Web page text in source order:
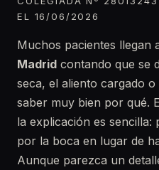
EL 16/06/2026
Muchos pacientes llegan
Madrid contando que se
seca, el aliento cargado
saber muy bien por qué.
la explicación es
por la boca en lugar de
Aunque parezca un